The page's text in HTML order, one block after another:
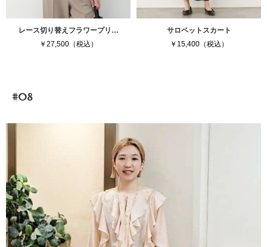
レース切り替えフラワープリ…
￥27,500（税込）
サロペットスカート
￥15,400（税込）
#08